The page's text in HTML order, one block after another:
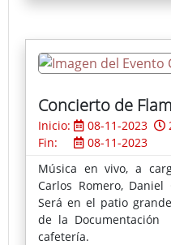
Concierto de
Inicio: 08-11-2023
Fin:
08-11-2023
Música en vivo, a
Carlos Romero, Daniel
Será en el patio
de la
cafetería.